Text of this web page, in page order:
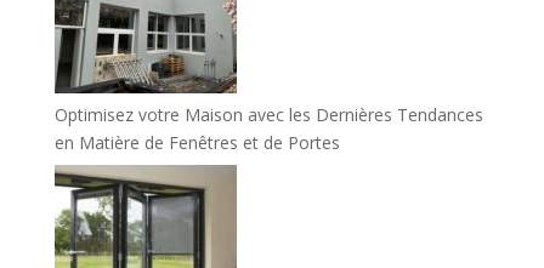
Optimisez votre Maison avec les Dernières Tendances
en Matière de Fenêtres et de Portes